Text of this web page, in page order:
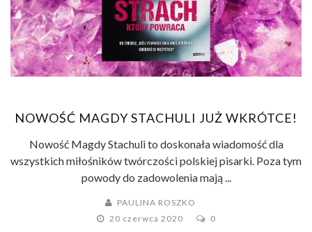
NOWOŚĆ MAGDY STACHULI JUŻ WKRÓTCE!
Nowość Magdy Stachuli to doskonała wiadomość dla
wszystkich miłośników twórczości polskiej pisarki. Poza tym
powody do zadowolenia mają ...
PAULINA ROSZKO
20 czerwca 2020
0